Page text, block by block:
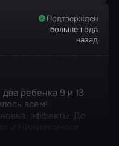
Подтвержден
больше года
назад
ребенка 9 и 13
всем!
эффекты. До